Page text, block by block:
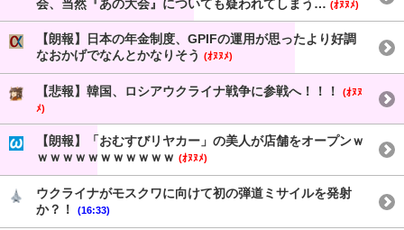
会、当然『あの大会』についても疑われてしまう… (ｵﾇﾇﾒ)
【朗報】日本の年金制度、GPIFの運用が思ったより好調
なおかげでなんとかなりそう (ｵﾇﾇﾒ)
【悲報】韓国、ロシアウクライナ戦争に参戦へ！！！
(ｵﾇﾇ
ﾒ)
【朗報】「おむすびリヤカー」の美人が店舗をオープンｗ
ｗｗｗｗｗｗｗｗｗｗｗ (ｵﾇﾇﾒ)
ウクライナがモスクワに向けて初の弾道ミサイルを発射
か？！
(16:33)